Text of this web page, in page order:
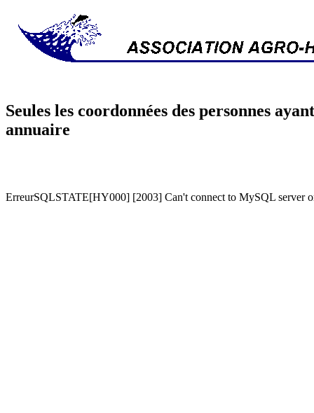
Seules les coordonnées des personnes
annuaire
ErreurSQLSTATE[HY000] [2003] Can't connect to MySQL server